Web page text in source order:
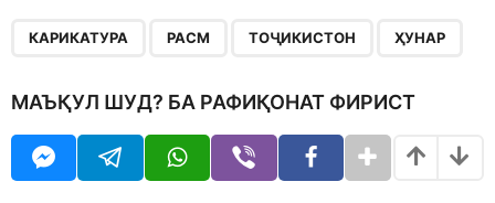
КАРИКАТУРА РАСМ ТОҶИКИСТОН ҲУНАР
МАЪҚУЛ ШУД? БА РАФИҚОНАТ ФИРИСТ